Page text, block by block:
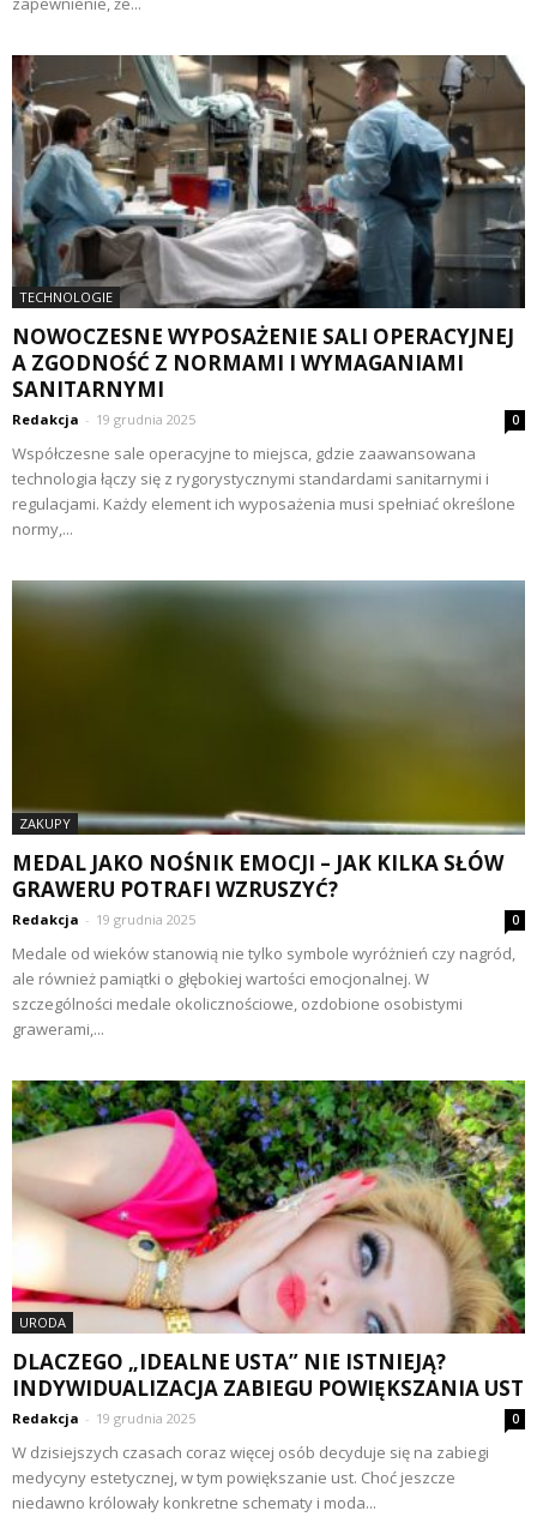
TECHNOLOGIE
NOWOCZESNE WYPOSAŻENIE SALI OPERACYJNEJ
A ZGODNOŚĆ Z NORMAMI I WYMAGANIAMI
SANITARNYMI
Redakcja - 19 grudnia 2025 0
Współczesne sale operacyjne to miejsca, gdzie zaawansowana
technologia łączy się z rygorystycznymi standardami sanitarnymi i
regulacjami. Każdy element ich wyposażenia musi spełniać określone
normy,...
ZAKUPY
MEDAL JAKO NOŚNIK EMOCJI – JAK KILKA SŁÓW
GRAWERU POTRAFI WZRUSZYĆ?
Redakcja - 19 grudnia 2025 0
Medale od wieków stanowią nie tylko symbole wyróżnień czy nagród,
ale również pamiątki o głębokiej wartości emocjonalnej. W
szczególności medale okolicznościowe, ozdobione osobistymi
grawerami,...
URODA
DLACZEGO „IDEALNE USTA” NIE ISTNIEJĄ?
INDYWIDUALIZACJA ZABIEGU POWIĘKSZANIA UST
Redakcja - 19 grudnia 2025 0
W dzisiejszych czasach coraz więcej osób decyduje się na zabiegi
medycyny estetycznej, w tym powiększanie ust. Choć jeszcze
niedawno królowały konkretne schematy i moda...